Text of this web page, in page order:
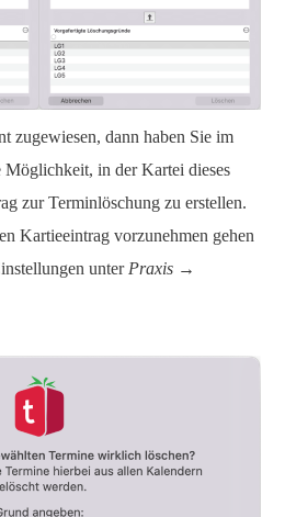
zugewiesen, dann haben Sie im
in der Kartei dieses
zur Terminlöschung zu erstellen.
Kartieeintrag vorzunehmen gehen
unter Praxis →